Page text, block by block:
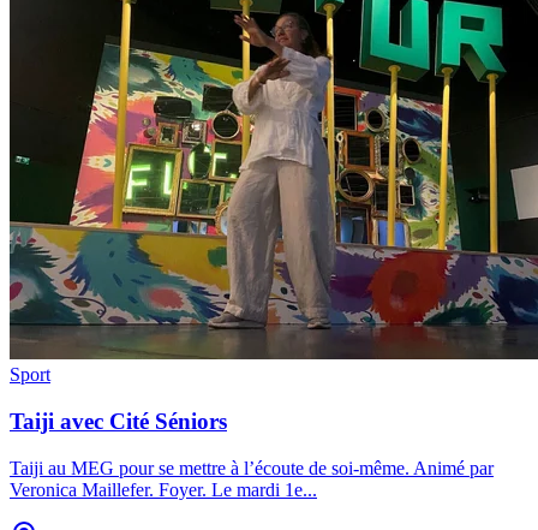
Sport
Taiji avec Cité Séniors
Taiji au MEG pour se mettre à l’écoute de soi-même. Animé par
Veronica Maillefer. Foyer. Le mardi 1e...